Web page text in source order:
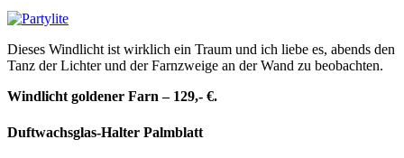
Dieses Windlicht ist wirklich ein Traum und ich liebe es, abends den
Tanz der Lichter und der Farnzweige an der Wand zu beobachten.
Windlicht goldener Farn – 129,- €.
Duftwachsglas-Halter Palmblatt